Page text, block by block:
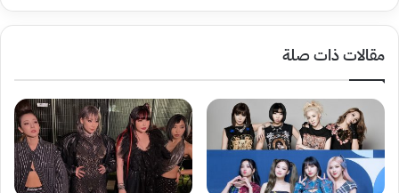
مقالات ذات صلة